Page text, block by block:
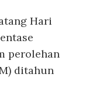
Hari
perolehan
ditahun